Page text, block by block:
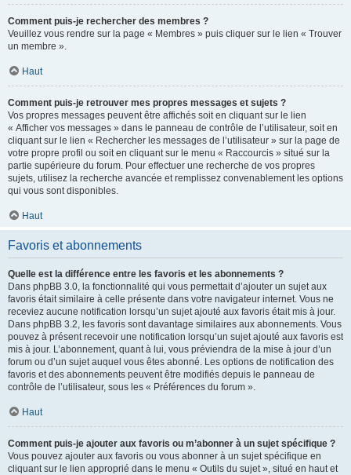
Comment puis-je rechercher des membres ?
Veuillez vous rendre sur la page « Membres » puis cliquer sur le lien « Trouver
un membre ».
Haut
Comment puis-je retrouver mes propres messages et sujets ?
Vos propres messages peuvent être affichés soit en cliquant sur le lien
« Afficher vos messages » dans le panneau de contrôle de l’utilisateur, soit en
cliquant sur le lien « Rechercher les messages de l’utilisateur » sur la page de
votre propre profil ou soit en cliquant sur le menu « Raccourcis » situé sur la
partie supérieure du forum. Pour effectuer une recherche de vos propres
sujets, utilisez la recherche avancée et remplissez convenablement les options
qui vous sont disponibles.
Haut
Favoris et abonnements
Quelle est la différence entre les favoris et les abonnements ?
Dans phpBB 3.0, la fonctionnalité qui vous permettait d’ajouter un sujet aux
favoris était similaire à celle présente dans votre navigateur internet. Vous ne
receviez aucune notification lorsqu’un sujet ajouté aux favoris était mis à jour.
Dans phpBB 3.2, les favoris sont davantage similaires aux abonnements. Vous
pouvez à présent recevoir une notification lorsqu’un sujet ajouté aux favoris est
mis à jour. L’abonnement, quant à lui, vous préviendra de la mise à jour d’un
forum ou d’un sujet auquel vous êtes abonné. Les options de notification des
favoris et des abonnements peuvent être modifiés depuis le panneau de
contrôle de l’utilisateur, sous les « Préférences du forum ».
Haut
Comment puis-je ajouter aux favoris ou m’abonner à un sujet spécifique ?
Vous pouvez ajouter aux favoris ou vous abonner à un sujet spécifique en
cliquant sur le lien approprié dans le menu « Outils du sujet », situé en haut et